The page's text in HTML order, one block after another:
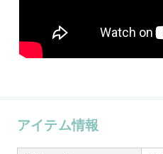
アイテム情報